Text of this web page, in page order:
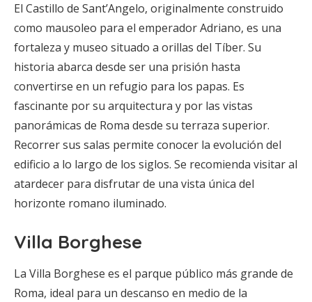
El Castillo de Sant’Angelo, originalmente construido
como mausoleo para el emperador Adriano, es una
fortaleza y museo situado a orillas del Tíber. Su
historia abarca desde ser una prisión hasta
convertirse en un refugio para los papas. Es
fascinante por su arquitectura y por las vistas
panorámicas de Roma desde su terraza superior.
Recorrer sus salas permite conocer la evolución del
edificio a lo largo de los siglos. Se recomienda visitar al
atardecer para disfrutar de una vista única del
horizonte romano iluminado.
Villa Borghese
La Villa Borghese es el parque público más grande de
Roma, ideal para un descanso en medio de la